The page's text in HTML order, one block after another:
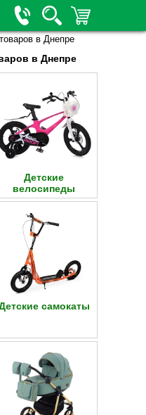
в Днепре
в Днепре
Детские
велосипеды
самокаты